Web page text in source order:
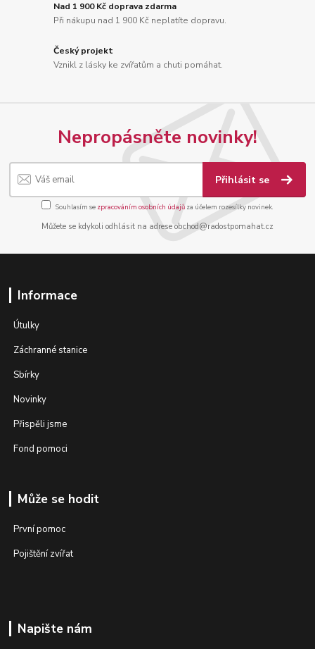
Nad 1 900 Kč doprava zdarma
Při nákupu nad 1 900 Kč neplatíte dopravu.
Český projekt
Vznikl z lásky ke zvířatům a chuti pomáhat.
Nepropásněte novinky!
Přihlásit se
Souhlasím se zpracováním osobních údajů za účelem rozesílky novinek.
Můžete se kdykoli odhlásit na adrese obchod@radostpomahat.cz
Informace
Útulky
Záchranné stanice
Sbírky
Novinky
Přispěli jsme
Fond pomoci
Může se hodit
První pomoc
Pojištění zvířat
Napište nám